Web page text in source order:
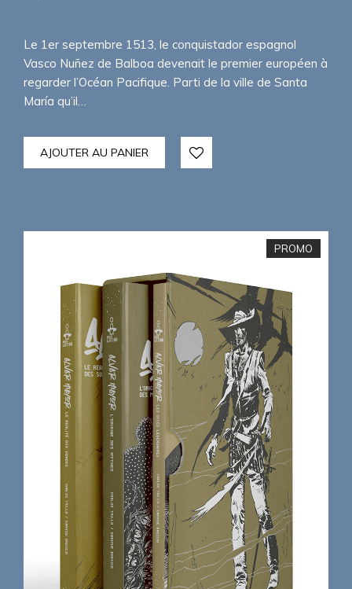
Le 1er septembre 1513, le conquistador espagnol
Vasco Nuñez de Balboa devenait le premier européen à
regarder l’Océan Pacifique. Parti de la ville de Santa
María qu’il…
AJOUTER AU PANIER
PROMO